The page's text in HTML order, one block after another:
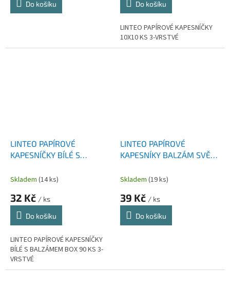
Do košíku Do košíku
LINTEO PAPÍROVÉ KAPESNÍČKY
10X10 KS 3-VRSTVÉ
LINTEO PAPÍROVÉ
KAPESNÍČKY BÍLÉ S
VRSTVÉ
Skladem (14 ks)
32 Kč / ks
Do košíku
LINTEO PAPÍROVÉ KAPESNÍČKY
BÍLÉ S BALZÁMEM BOX 90 KS 3-
VRSTVÉ
LINTEO PAPÍROVÉ
KAPESNÍKY BALZÁM SVĚŽÍ
VRSTVÝ
Skladem (19 ks)
39 Kč / ks
Do košíku